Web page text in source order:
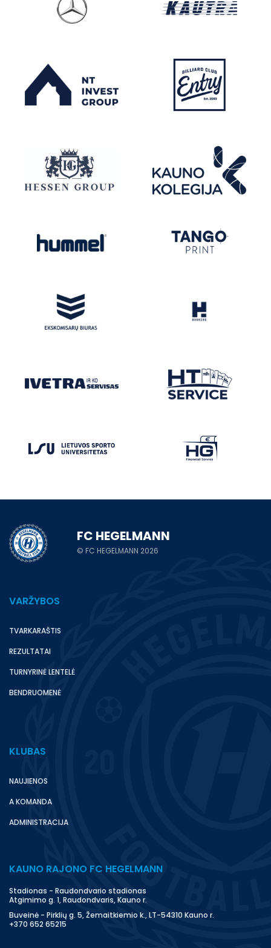
FC HEGELMANN
© FC HEGELMANN 2026
VARŽYBOS
TVARKARAŠTIS
REZULTATAI
TURNYRINĖ LENTELĖ
BENDRUOMENĖ
KLUBAS
NAUJIENOS
A KOMANDA
ADMINISTRACIJA
KAUNO RAJONO FC HEGELMANN
Stadionas - Raudondvario stadionas
Atgimimo g. 1, Raudondvaris, Kauno r.
Buveinė - Pirklių g. 5, Žemaitkiemio k., LT-54310 Kauno r.
+370 652 65215